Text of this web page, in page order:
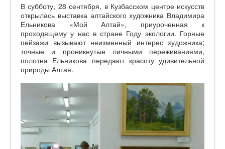
В субботу, 28 сентября, в Кузбасском центре искусств
открылась выставка алтайского художника Владимира
Ельникова «Мой Алтай», приуроченная к
проходящему у нас в стране Году экологии. Горные
пейзажи вызывают неизменный интерес художника;
точные и проникнутые личными переживаниями,
полотна Ельникова передают красоту удивительной
природы Алтая.